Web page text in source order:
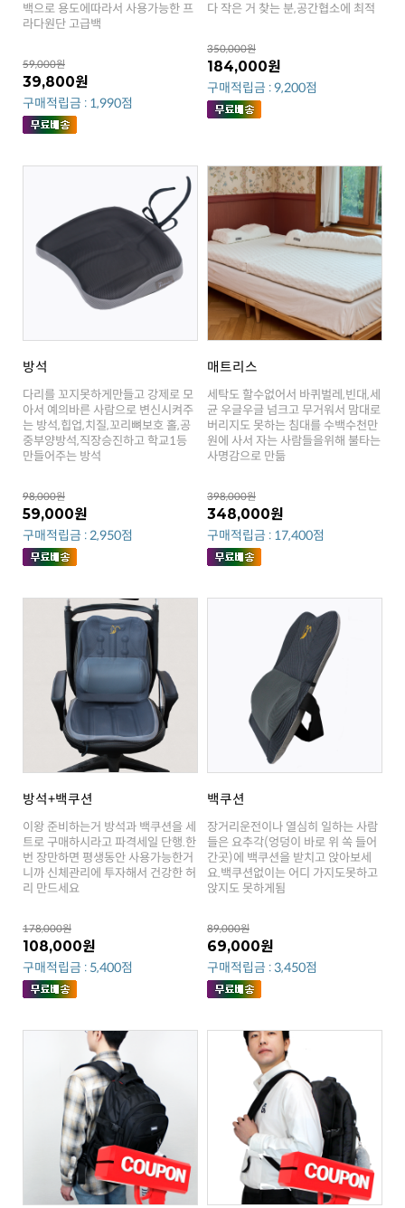
라다원단 고급백
59,000원
39,800원
구매적립금 : 1,990점
다 작은 거 찾는 분,공간협소에 최적
350,000원
184,000원
구매적립금 : 9,200점
방석
만들어주는 방석
98,000원
59,000원
구매적립금 : 2,950점
매트리스
사명감으로 만듦
398,000원
348,000원
구매적립금 : 17,400점
방석+백쿠션
리 만드세요
178,000원
108,000원
구매적립금 : 5,400점
백쿠션
앉지도 못하게됨
89,000원
69,000원
구매적립금 : 3,450점